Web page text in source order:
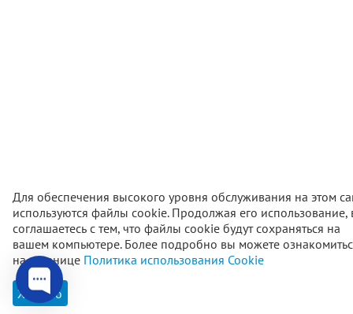
3 950 ₽ В
Главная
Для обеспечения высокого уровня обслуживания на этом
используются файлы cookie. Продолжая его использование,
соглашаетесь с тем, что файлы cookie будут сохраняться на
вашем компьютере. Более подробно вы можете
на странице Политика использования Cookie
Хорошо